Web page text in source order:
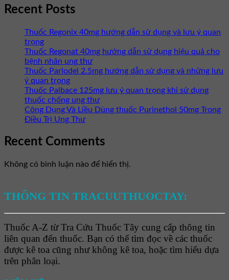
Recent Posts
Thuốc Regonix 40mg hướng dẫn sử dụng và lưu ý quan
trọng
Thuốc Regonat 40mg hướng dẫn sử dụng hiệu quả cho
bệnh nhân ung thư
Thuốc Parlodel 2.5mg hướng dẫn sử dụng và những lưu
ý quan trọng
Thuốc Palbace 125mg lưu ý quan trọng khi sử dụng
thuốc chống ung thư
Công Dụng Và Liều Dùng thuốc Purinethol 50mg Trong
Điều Trị Ung Thư
Recent Comments
Không có bình luận nào để hiển thị.
THÔNG TIN TRACUUTHUOCTAY:
Thuốc A-Z từ Tra Cứu Thuốc Tây cung cấp thông tin
liên quan đến thuốc. Bạn có thể tìm đọc về các thuốc
được kê toa cũng như không kê toa, hoặc tìm hiểu dựa
trên phân loại.